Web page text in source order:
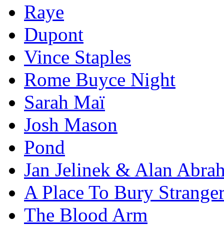
Raye
Dupont
Vince Staples
Rome Buyce Night
Sarah Maï
Josh Mason
Pond
Jan Jelinek & Alan
A Place To Bury
The Blood Arm